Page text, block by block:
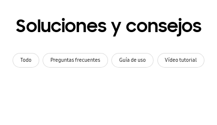
Soluciones y consejos
Todo Preguntas frecuentes Guía de uso Vídeo tutorial